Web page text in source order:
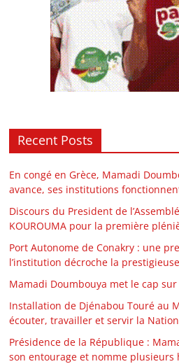
Recent Posts
En congé en Grèce, Mamadi
avance, ses institutions
Discours du President de
KOUROUMA pour la première
Port Autonome de Conakry : une
l’institution décroche la
Mamadi Doumbouya met le cap
Installation de Djénabou Touré au
écouter, travailler et servir la
Présidence de la République :
son entourage et nomme plusieurs